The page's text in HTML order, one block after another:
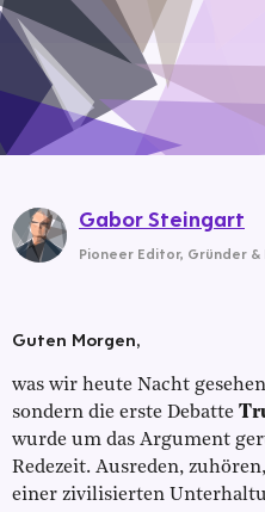
Guten Morgen,
was wir heute Nacht
sondern die erste Debatte
wurde um das Argument
Redezeit. Ausreden,
einer zivilisierten
Gabor Steingart
Pioneer Editor, Gründer